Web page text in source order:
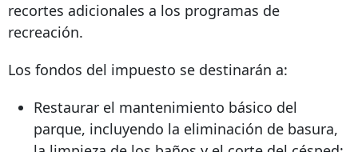
recortes adicionales a los programas de
recreación.
Los fondos del impuesto se destinarán a:
Restaurar el mantenimiento básico del
parque, incluyendo la eliminación de basura,